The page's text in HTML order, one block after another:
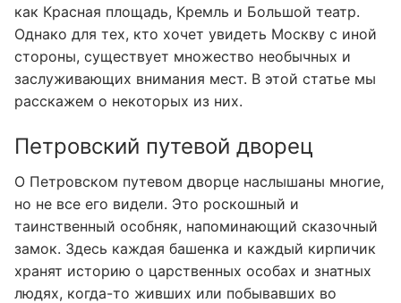
как Красная площадь, Кремль и Большой театр.
Однако для тех, кто хочет увидеть Москву с иной
стороны, существует множество необычных и
заслуживающих внимания мест. В этой статье мы
расскажем о некоторых из них.
Петровский путевой дворец
О Петровском путевом дворце наслышаны многие,
но не все его видели. Это роскошный и
таинственный особняк, напоминающий сказочный
замок. Здесь каждая башенка и каждый кирпичик
хранят историю о царственных особах и знатных
людях, когда-то живших или побывавших во